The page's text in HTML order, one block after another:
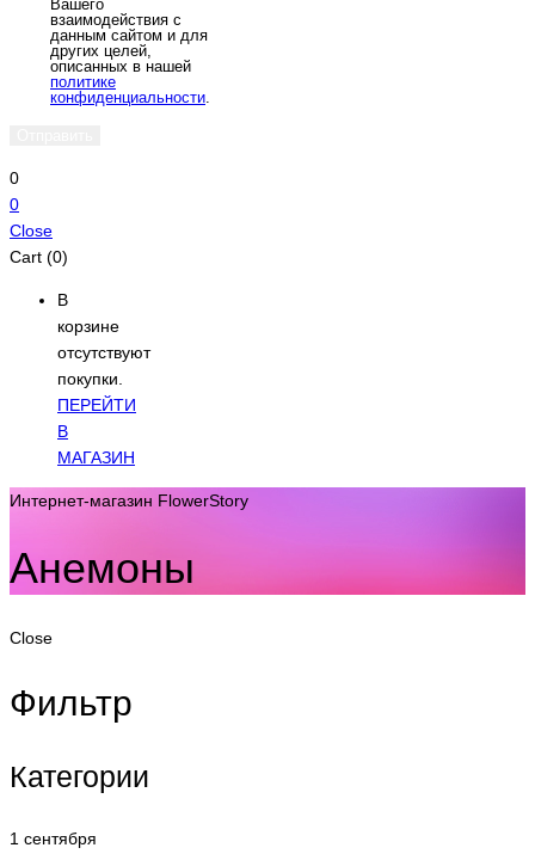
Вашего
взаимодействия с
данным сайтом и для
других целей,
описанных в нашей
политике
конфиденциальности.
0
0
Close
Cart (0)
В
корзине
отсутствуют
покупки.
ПЕРЕЙТИ
В
МАГАЗИН
Интернет-магазин FlowerStory
Анемоны
Close
Фильтр
Категории
1 сентября